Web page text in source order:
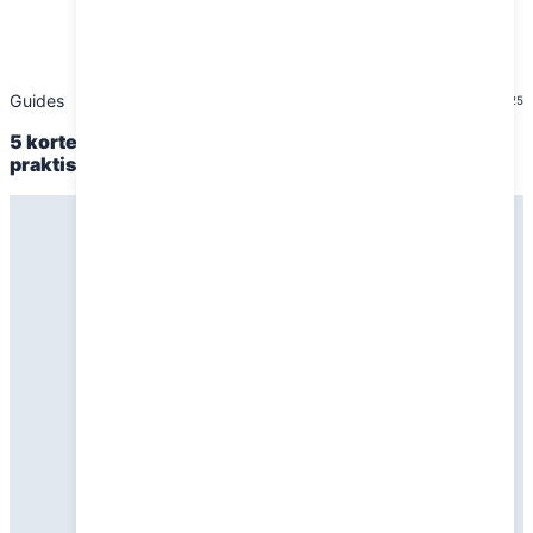
Guides 7. januar 2025
5 korte vintervandreruter med gode shelters og
praktiske faciliteter